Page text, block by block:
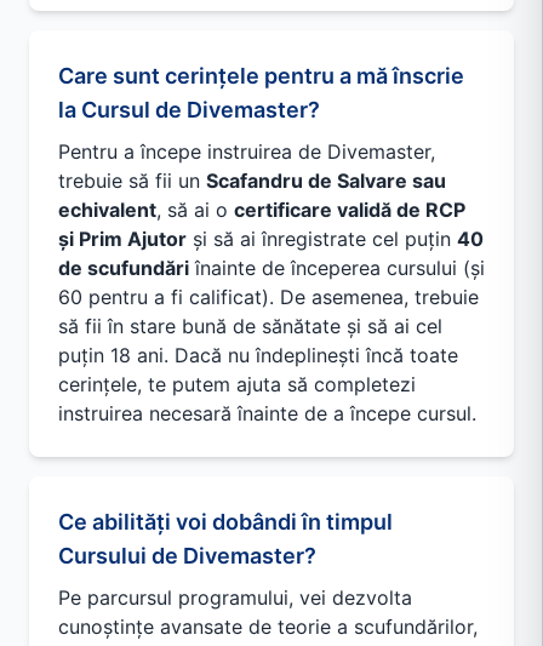
Care sunt cerințele pentru a mă înscrie
la Cursul de Divemaster?
Pentru a începe instruirea de Divemaster,
trebuie să fii un Scafandru de Salvare sau
echivalent, să ai o certificare validă de RCP
și Prim Ajutor și să ai înregistrate cel puțin 40
de scufundări înainte de începerea cursului (și
60 pentru a fi calificat). De asemenea, trebuie
să fii în stare bună de sănătate și să ai cel
puțin 18 ani. Dacă nu îndeplinești încă toate
cerințele, te putem ajuta să completezi
instruirea necesară înainte de a începe cursul.
Ce abilități voi dobândi în timpul
Cursului de Divemaster?
Pe parcursul programului, vei dezvolta
cunoștințe avansate de teorie a scufundărilor,